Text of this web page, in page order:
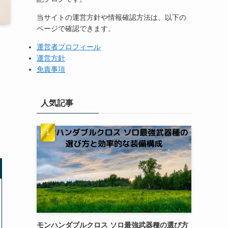
当サイトの運営方針や情報確認方法は、以下の
ページで確認できます。
運営者プロフィール
運営方針
免責事項
人気記事
モンハンダブルクロス ソロ最強武器種の選び方